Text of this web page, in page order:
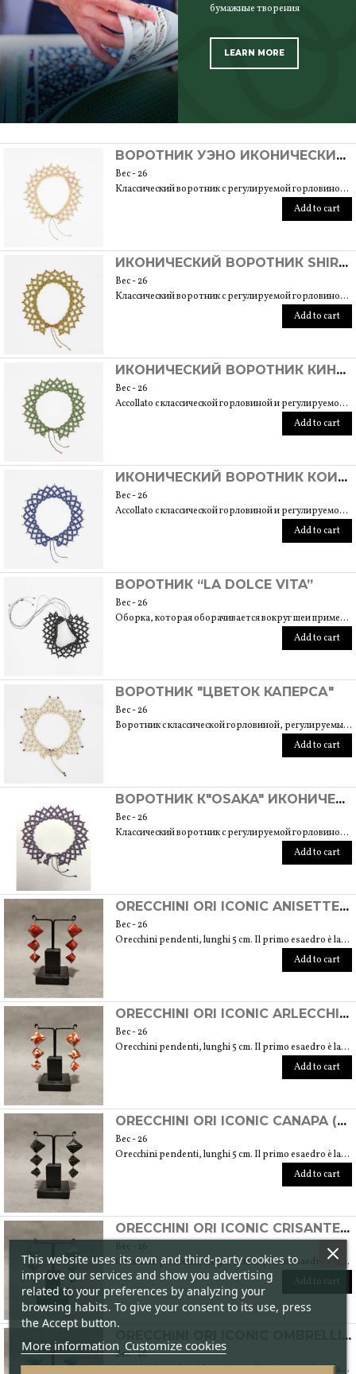
бумажные творения
LEARN MORE
ВОРОТНИК УЭНО ИКОНИЧЕСКИЙ ПИОНОВЫЙ САД
Вес - 26
Классический воротник с регулируемой горловиной, подходит для размера 40/42. Длина 6 см
Add to cart
ИКОНИЧЕСКИЙ ВОРОТНИК SHIRAKAWA GO
Вес - 26
Классический воротник с регулируемой горловиной, подходит для размера 40/42. Длина 6 см
Add to cart
ИКОНИЧЕСКИЙ ВОРОТНИК КИНКАКУДЗИ
Вес - 26
Accollato с классической горловиной и регулируемой посадкой подходит для размера 40/42. Вышивка развивается примерно на 6 см.
Add to cart
ИКОНИЧЕСКИЙ ВОРОТНИК КОИСИКАВА КОРАКУЭН
Вес - 26
Accollato с классической горловиной и регулируемой посадкой подходит для размера 40/42. Вышивка развивается примерно на 6 см.
Add to cart
ВОРОТНИК “LA DOLCE VITA”
Вес - 26
Оборка, которая оборачивается вокруг шеи примерно на 2 см, а затем ложится на вырез. Длина вышивки составляет около 6 см. Правильно подходит на размер 40/42.
Add to cart
ВОРОТНИК "ЦВЕТОК КАПЕРСА"
Вес - 26
Воротник с классической горловиной, регулируемый, подходит для размера 40/42. Длина вышивки 6 см
Add to cart
ВОРОТНИК К"OSAKA" ИКОНИЧЕСКИЙ
Вес - 26
Классический воротник с регулируемой горловиной, подходит для размера 40/42. Длина 6 см
Add to cart
ORECCHINI ORI ICONIC ANISETTE (TECNICA ORIGAMI CON CARTE ARTIGIANALI GIAPPONESI CHIYOGAMI)
Вес - 26
Orecchini pendenti, lunghi 5 cm. Il primo esaedro è largo 2 cm e alto 1,5 cm
Add to cart
ORECCHINI ORI ICONIC ARLECCHINO (TECNICA ORIGAMI CON CARTE ARTIGIANALI GIAPPONESI CHIYOGAMI)
Вес - 26
Orecchini pendenti, lunghi 5 cm. Il primo esaedro è largo 2 cm e alto 1,5 cm
Add to cart
ORECCHINI ORI ICONIC CANAPA (TECNICA ORIGAMI CON CARTE ARTIGIANALI GIAPPONESI CHIYOGAMI)
Вес - 26
Orecchini pendenti, lunghi 5 cm. Il primo esaedro è largo 2 cm e alto 1,5 cm
Add to cart
ORECCHINI ORI ICONIC CRISANTEMI (TECNICA ORIGAMI CON CARTE ARTIGIANALI GIAPPONESI CHIYOGAMI)
Orecchini pendenti, lunghi 5 cm. Il primo esaedro è largo 2 cm e alto 1,5 cm
Add to cart
ORECCHINI ORI ICONIC OMBRELLINI (TECNICA ORIGAMI CON CARTE ARTIGIANALI GIAPPONESI CHIYOGAMI)
Вес - 26
Orecchini pendenti, lunghi 5 cm. Il primo esaedro è largo 2 cm e alto 1,5 cm
This website uses its own and third-party cookies to
improve our services and show you advertising
related to your preferences by analyzing your
browsing habits. To give your consent to its use, press
the Accept button.
More information Customize cookies